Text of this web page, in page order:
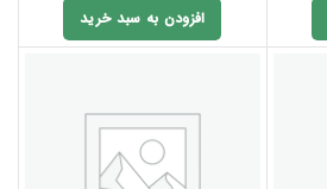
افزودن به سبد خرید